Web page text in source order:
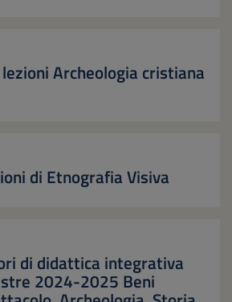
Archeologia cristiana
di Etnografia Visiva
di didattica integrativa
2024-2025 Beni